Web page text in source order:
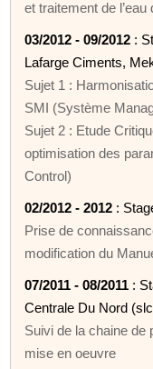
et traitement de
03/2012 - 09/2012 :
Lafarge Ciments,
Sujet 1 :
SMI (Système
Sujet 2 : Etude
optimisation des
Control)
02/2012 - 2012 :
Prise de
modification du
07/2011 - 08/2011 :
Centrale Du Nord
Suivi de la chaine de
mise en oeuvre